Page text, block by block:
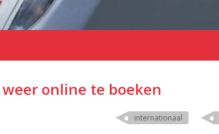
online te boeken
internationaal